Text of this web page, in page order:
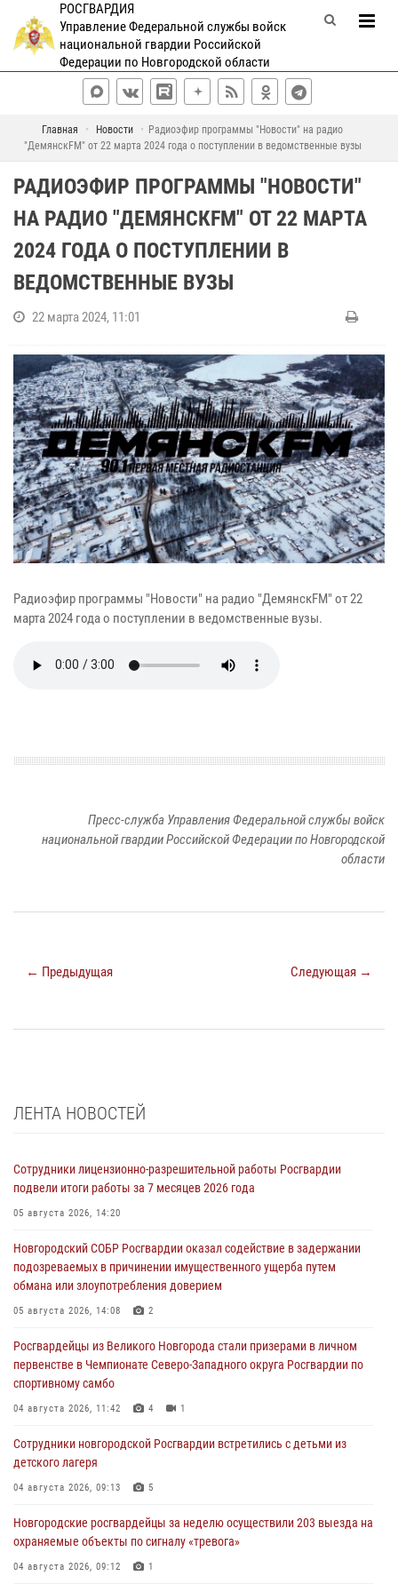
РОСГВАРДИЯ
Управление Федеральной службы войск
национальной гвардии Российской
Федерации по Новгородской области
Главная Новости
Радиоэфир программы "Новости" на радио
"ДемянскFM" от 22 марта 2024 года о поступлении в ведомственные вузы
РАДИОЭФИР ПРОГРАММЫ "НОВОСТИ"
НА РАДИО "ДЕМЯНСКFM" ОТ 22 МАРТА
2024 ГОДА О ПОСТУПЛЕНИИ В
ВЕДОМСТВЕННЫЕ ВУЗЫ
22 марта 2024, 11:01
Радиоэфир программы "Новости" на радио "ДемянскFM" от 22
марта 2024 года о поступлении в ведомственные вузы.
Пресс-служба Управления Федеральной службы войск
национальной гвардии Российской Федерации по Новгородской
области
← Предыдущая Следующая →
ЛЕНТА НОВОСТЕЙ
Сотрудники лицензионно-разрешительной работы Росгвардии
подвели итоги работы за 7 месяцев 2026 года
05 августа 2026, 14:20
Новгородский СОБР Росгвардии оказал содействие в задержании
подозреваемых в причинении имущественного ущерба путем
обмана или злоупотребления доверием
05 августа 2026, 14:08 2
Росгвардейцы из Великого Новгорода стали призерами в личном
первенстве в Чемпионате Северо-Западного округа Росгвардии по
спортивному самбо
04 августа 2026, 11:42 4 1
Сотрудники новгородской Росгвардии встретились с детьми из
детского лагеря
04 августа 2026, 09:13 5
Новгородские росгвардейцы за неделю осуществили 203 выезда на
охраняемые объекты по сигналу «тревога»
04 августа 2026, 09:12 1